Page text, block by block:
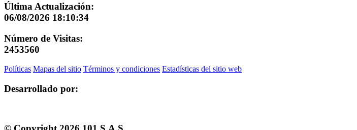
Última Actualización:
06/08/2026 18:10:34
Número de Visitas:
2453560
Políticas Mapas del sitio Términos y condiciones Estadísticas del sitio web
Desarrollado por: